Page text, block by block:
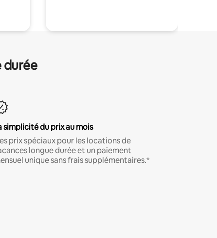
durée
simplicité du prix au mois
prix spéciaux pour les locations de
longue durée et un paiement
unique sans frais supplémentaires.*